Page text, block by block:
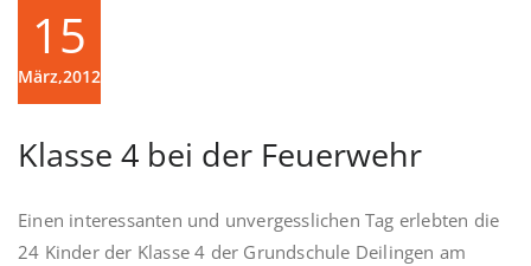
15
März,2012
Klasse 4 bei der Feuerwehr
Einen interessanten und unvergesslichen Tag erlebten die
24 Kinder der Klasse 4 der Grundschule Deilingen am